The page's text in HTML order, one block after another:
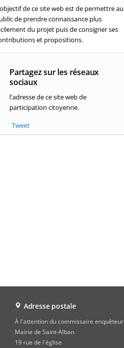
de ce site web est de permettre au
de prendre connaissance plus
du projet puis de consigner ses
et propositions.
Partagez sur les réseaux
sociaux
l'adresse de ce site web de
participation citoyenne.
Tweet
Adresse postale
À l'attention du commissaire enquêteur
Mairie de Saint-Alban
19 rue de l'église